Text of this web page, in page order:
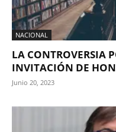
NACIONAL
LA CONTROVERSIA
INVITACIÓN DE
Junio 20, 2023